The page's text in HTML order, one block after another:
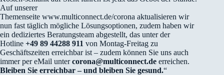
Auf unserer
Themenseite www.multiconnect.de/corona aktualisieren wir
nun fast täglich mögliche Lösungsoptionen, zudem haben wir
ein dediziertes Beratungsteam abgestellt, das unter der
Hotline +49 89 44288 911 von Montag-Freitag zu
Geschäftszeiten erreichbar ist – zudem können Sie uns auch
immer per eMail untercorona@multiconnect.de erreichen.
Bleiben Sie erreichbar – und bleiben Sie gesund.“